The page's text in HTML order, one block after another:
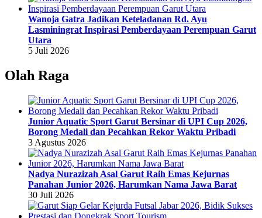
Wanoja Gatra Jadikan Keteladanan Rd. Ayu
Lasminingrat Inspirasi Pemberdayaan Perempuan Garut
Utara
5 Juli 2026
Olah Raga
Junior Aquatic Sport Garut Bersinar di UPI Cup 2026,
Borong Medali dan Pecahkan Rekor Waktu Pribadi
3 Agustus 2026
Nadya Nurazizah Asal Garut Raih Emas Kejurnas
Panahan Junior 2026, Harumkan Nama Jawa Barat
30 Juli 2026